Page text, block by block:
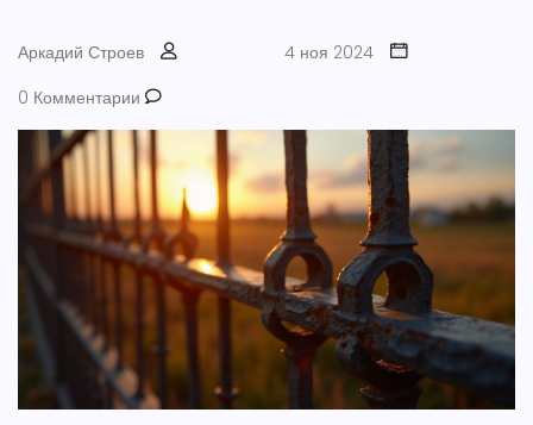
Аркадий Строев
4 ноя 2024
0 Комментарии